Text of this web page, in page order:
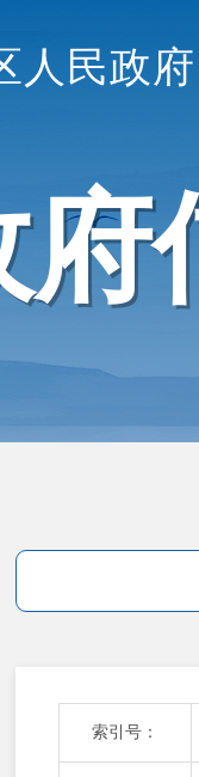
人民政府
府
索引号：